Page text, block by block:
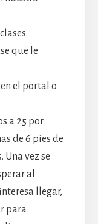
que le
el portal o
a 25 por
de 6 pies de
vez se
al
llegar,
para